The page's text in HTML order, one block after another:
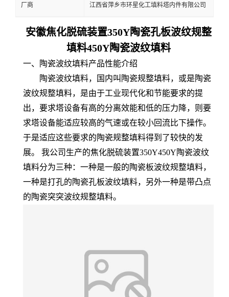
厂商 江西省萍乡市环星化工填料塔内件有限公司
安徽焦化脱硫装置350Y陶瓷孔板波纹规整
填料450Y陶瓷波纹填料
一、陶瓷波纹填料产品性能介绍
陶瓷波纹填料，国内叫陶瓷规整填料，或是陶瓷
波纹规整填料，是由于工业现代化和节能要求的提
出，要求塔设备有高的分离效能和低的压力降，则要
求塔设备能适应较高的气速或在较小回流比下操作。
于是适应这些要求的陶瓷规整填料得到了较快的发
展。 我公司生产的焦化脱硫装置350Y450Y陶瓷波纹
填料分为三种：一种是一般的陶瓷板波纹规整填料，
一种是打孔的陶瓷孔板波纹填料，另外一种是带凸点
的陶瓷突突波纹规整填料。